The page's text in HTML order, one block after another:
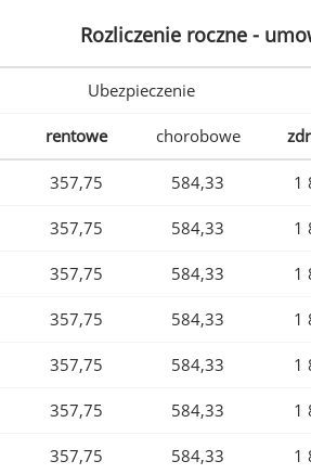
Rozliczenie roczne -
Ubezpieczenie
rentowe chorobowe
357,75 584,33 1
357,75 584,33 1
357,75 584,33 1
357,75 584,33 1
357,75 584,33 1
357,75 584,33 1
357,75 584,33 1